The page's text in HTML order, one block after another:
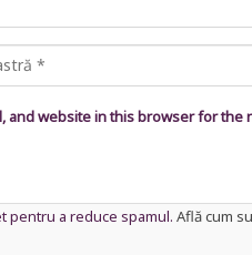
and website in this browser for the
pentru a reduce spamul. Află cum